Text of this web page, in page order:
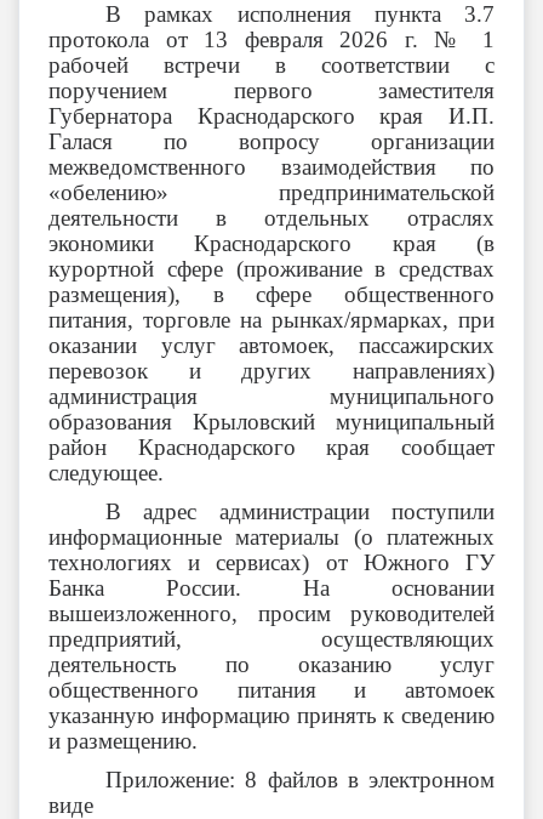
В рамках исполнения пункта 3.7
протокола от 13 февраля 2026 г. № 1
рабочей встречи в соответствии с
поручением первого заместителя
Губернатора Краснодарского края И.П.
Галася по вопросу организации
межведомственного взаимодействия по
«обелению» предпринимательской
деятельности в отдельных отраслях
экономики Краснодарского края (в
курортной сфере (проживание в средствах
размещения), в сфере общественного
питания, торговле на рынках/ярмарках, при
оказании услуг автомоек, пассажирских
перевозок и других направлениях)
администрация муниципального
образования Крыловский муниципальный
район Краснодарского края сообщает
следующее.
В адрес администрации поступили
информационные материалы (о платежных
технологиях и сервисах) от Южного ГУ
Банка России. На основании
вышеизложенного, просим руководителей
предприятий, осуществляющих
деятельность по оказанию услуг
общественного питания и автомоек
указанную информацию принять к сведению
и размещению.
Приложение: 8 файлов в электронном
виде